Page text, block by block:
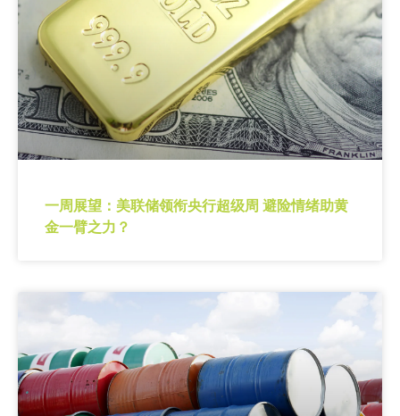
一周展望：美联储领衔央行超级周 避险情绪助黄
金一臂之力？